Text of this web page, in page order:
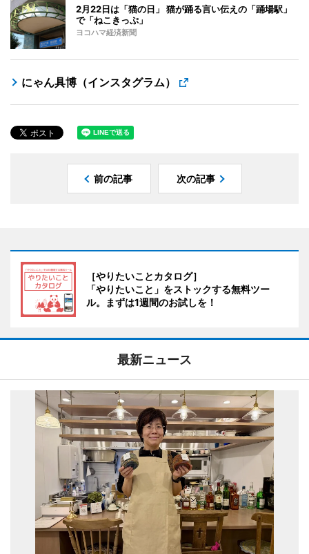
2月22日は「猫の日」 猫が踊る言い伝えの「踊場駅」
で「ねこきっぷ」
ヨコハマ経済新聞
にゃん具博（インスタグラム）
前の記事 次の記事
［やりたいことカタログ］
「やりたいこと」をストックする無料ツー
ル。まずは1週間のお試しを！
最新ニュース